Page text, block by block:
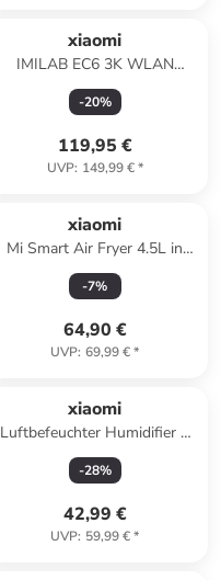
xiaomi
IMILAB EC6 3K WLAN
Kamera Outdoor
-20%
119,95 €
UVP: 149,99 €*
xiaomi
Mi Smart Air Fryer 4.5L in
Weiß
-7%
64,90 €
UVP: 69,99 €*
xiaomi
Luftbefeuchter Humidifier 2
Lite in weiß
-28%
42,99 €
UVP: 59,99 €*